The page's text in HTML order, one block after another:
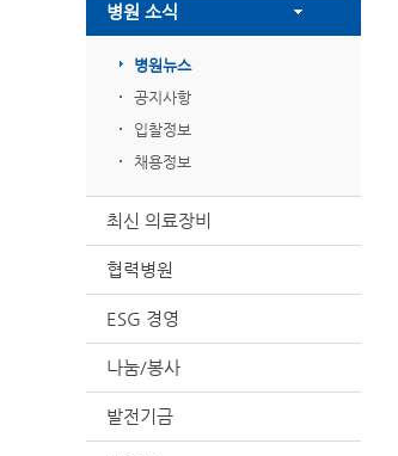
병원 소식
병원뉴스
공지사항
입찰정보
채용정보
최신 의료장비
협력병원
ESG 경영
나눔/봉사
발전기금